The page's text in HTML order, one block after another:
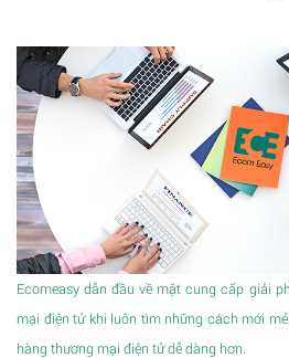
Ecomeasy dẫn đầu về mặt cung cấp giải
mại điện tử khi luôn tìm những cách mới
hàng thương mại điện tử dễ dàng hơn.